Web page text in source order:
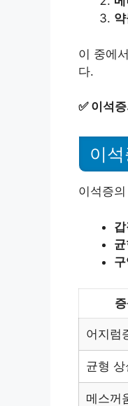
이 중에
다.
✅ 이석
이
이석증
어지럼
균형 상
메스꺼